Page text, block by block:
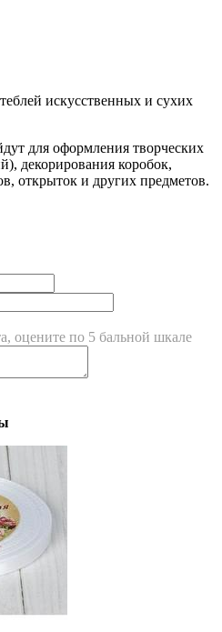
искусственных и сухих
для оформления творческих
декорирования коробок,
открыток и других предметов.
оцените по 5 бальной шкале